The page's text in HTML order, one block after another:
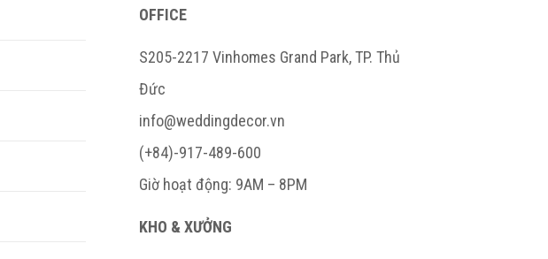
OFFICE
S205-2217 Vinhomes Grand Park, TP. Thủ
Đức
info@weddingdecor.vn
(+84)-917-489-600
Giờ hoạt động: 9AM – 8PM
KHO & XƯỞNG